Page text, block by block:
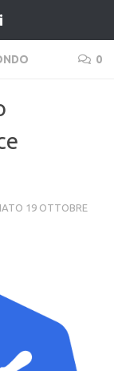
0
19 OTTOBRE